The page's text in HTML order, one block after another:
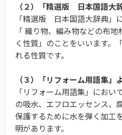
（２）「精選版 日本国語大
「精選版 日本国語大辞典」
「 織り物、編み物などの布
く性質」のことをいいます。
れる性質です。
（３）「リフォーム用語集」
「リフォーム用語集」にお
の吸水、エフロエッセンス、
保護するために水を弾く加工
明があります。